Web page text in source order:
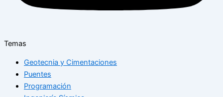
Temas
Geotecnia y Cimentaciones
Puentes
Programación